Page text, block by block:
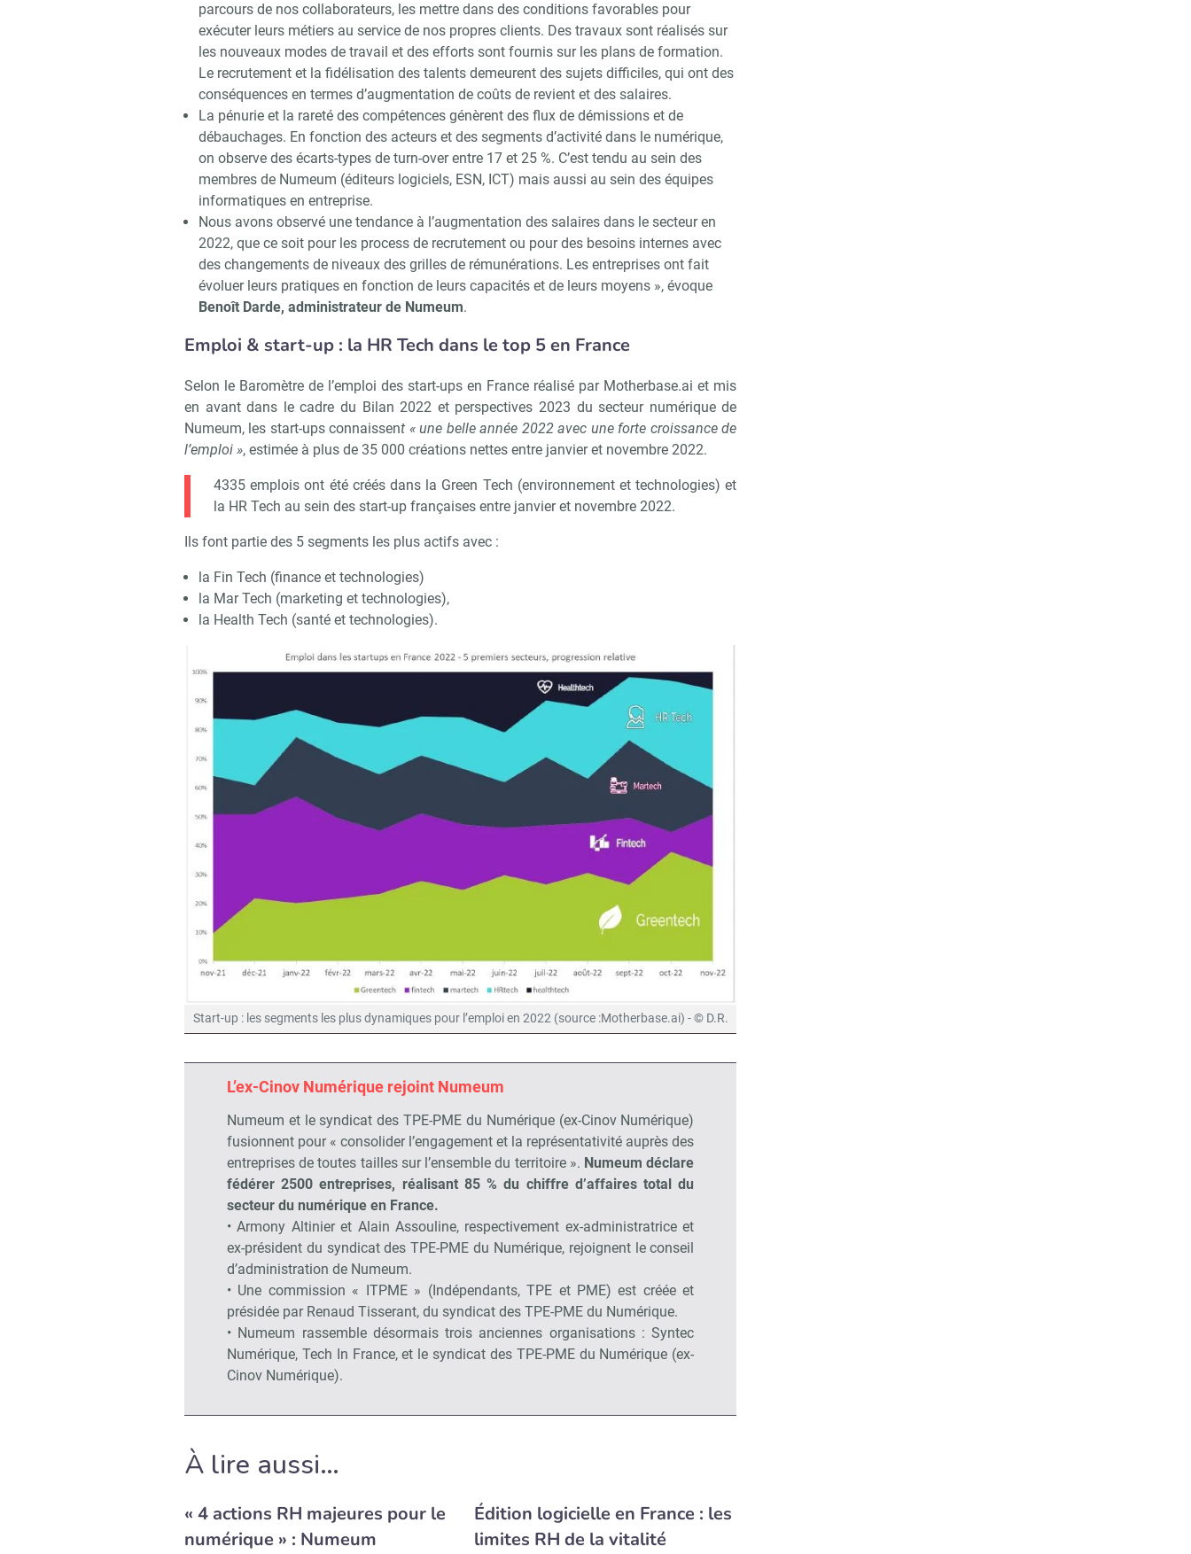
parcours de nos collaborateurs, les mettre dans des conditions favorables pour
exécuter leurs métiers au service de nos propres clients. Des travaux sont réalisés sur
les nouveaux modes de travail et des efforts sont fournis sur les plans de formation.
Le recrutement et la fidélisation des talents demeurent des sujets difficiles, qui ont des
conséquences en termes d’augmentation de coûts de revient et des salaires.
La pénurie et la rareté des compétences génèrent des flux de démissions et de
débauchages. En fonction des acteurs et des segments d’activité dans le numérique,
on observe des écarts-types de turn-over entre 17 et 25 %. C’est tendu au sein des
membres de Numeum (éditeurs logiciels, ESN, ICT) mais aussi au sein des équipes
informatiques en entreprise.
Nous avons observé une tendance à l’augmentation des salaires dans le secteur en
2022, que ce soit pour les process de recrutement ou pour des besoins internes avec
des changements de niveaux des grilles de rémunérations. Les entreprises ont fait
évoluer leurs pratiques en fonction de leurs capacités et de leurs moyens », évoque
Benoît Darde, administrateur de Numeum.
Emploi & start-up : la HR Tech dans le top 5 en France
Selon le Baromètre de l’emploi des start-ups en France réalisé par Motherbase.ai et mis
en avant dans le cadre du Bilan 2022 et perspectives 2023 du secteur numérique de
Numeum, les start-ups connaissent « une belle année 2022 avec une forte croissance de
l’emploi », estimée à plus de 35 000 créations nettes entre janvier et novembre 2022.
4335 emplois ont été créés dans la Green Tech (environnement et technologies) et
la HR Tech au sein des start-up françaises entre janvier et novembre 2022.
Ils font partie des 5 segments les plus actifs avec :
la Fin Tech (finance et technologies)
la Mar Tech (marketing et technologies),
la Health Tech (santé et technologies).
Start-up : les segments les plus dynamiques pour l’emploi en 2022 (source :Motherbase.ai) - © D.R.
L’ex-Cinov Numérique rejoint Numeum
Numeum et le syndicat des TPE-PME du Numérique (ex-Cinov Numérique)
fusionnent pour « consolider l’engagement et la représentativité auprès des
entreprises de toutes tailles sur l’ensemble du territoire ». Numeum déclare
fédérer 2500 entreprises, réalisant 85 % du chiffre d’affaires total du
secteur du numérique en France.
• Armony Altinier et Alain Assouline, respectivement ex-administratrice et
ex-président du syndicat des TPE-PME du Numérique, rejoignent le conseil
d’administration de Numeum.
• Une commission « ITPME » (Indépendants, TPE et PME) est créée et
présidée par Renaud Tisserant, du syndicat des TPE-PME du Numérique.
• Numeum rassemble désormais trois anciennes organisations : Syntec
Numérique, Tech In France, et le syndicat des TPE-PME du Numérique (ex-
Cinov Numérique).
À lire aussi…
« 4 actions RH majeures pour le
numérique » : Numeum
Édition logicielle en France : les
limites RH de la vitalité
Recevoir RH Matin Abonnez-vous à notre newsletter
Non merci, je reçois déjà ! Je déciderai plus tard